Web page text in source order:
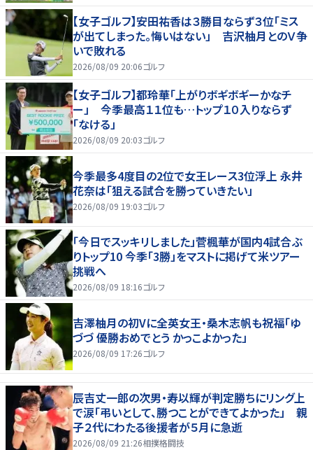
【女子ゴルフ】安田祐香は３勝目ならず３位「ミス
が出てしまった。悔いはない」 吉沢柚月とのＶ争
いで敗れる
2026/08/09 20:06ゴルフ
【女子ゴルフ】都玲華「上がりボギボギーかなチ
ー」 今季最高１１位も…トップ１０入りならず
「なける」
2026/08/09 20:03ゴルフ
今季最多4度目の2位で女王レース3位浮上 永井
花奈は「狙える試合を勝っていきたい」
2026/08/09 19:03ゴルフ
「今日でスッキリしました」菅楓華が国内4試合ぶ
りトップ10 今季「3勝」をマストに掲げて米ツアー
挑戦へ
2026/08/09 18:16ゴルフ
吉澤柚月の初Vに全英女王・桑木志帆も祝福「ゆ
づづ 優勝おめでとう かっこよかった」
2026/08/09 17:26ゴルフ
辰吉丈一郎の次男・寿以輝が判定勝ちにリング上
で涙「弔いとして、勝つことができてよかった」 親
子２代にわたる後援者が５月に急逝
2026/08/09 21:26相撲格闘技